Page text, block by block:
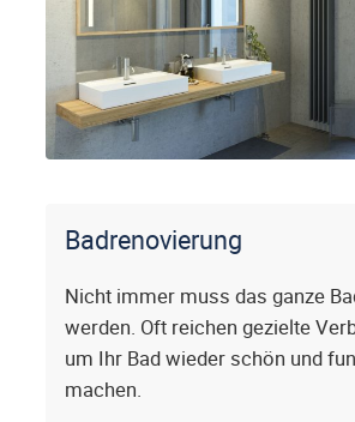
Badrenovierung
Nicht immer muss das ganze
werden. Oft reichen gezielte
um Ihr Bad wieder schön und
machen.